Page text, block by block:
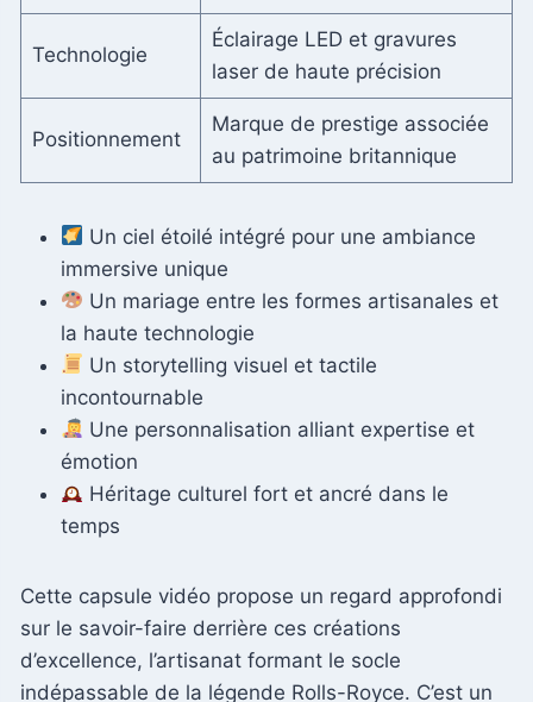
Technologie
Éclairage LED et gravures
laser de haute précision
Positionnement
Marque de prestige associée
au patrimoine britannique
Un ciel étoilé intégré pour une ambiance
immersive unique
Un mariage entre les formes artisanales et
la haute technologie
Un storytelling visuel et tactile
incontournable
Une personnalisation alliant expertise et
émotion
Héritage culturel fort et ancré dans le
temps
Cette capsule vidéo propose un regard approfondi
sur le savoir-faire derrière ces créations
d’excellence, l’artisanat formant le socle
indépassable de la légende Rolls-Royce. C’est un